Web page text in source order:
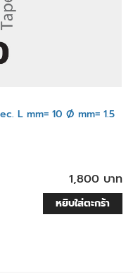
L mm= 10 Ø mm= 1.5
1,800 บาท
หยิบใส่ตะกร้า